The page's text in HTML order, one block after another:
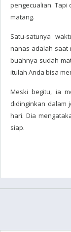
pengecualian.
matang.
Satu-satunya
nanas adalah saat
buahnya sudah
itulah Anda bisa
Meski begitu, ia
didinginkan dalam
hari. Dia
siap.